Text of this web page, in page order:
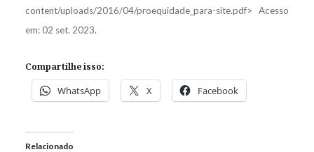
content/uploads/2016/04/proequidade_para-site.pdf> Acesso
em: 02 set. 2023.
Compartilhe isso:
WhatsApp X Facebook
Relacionado